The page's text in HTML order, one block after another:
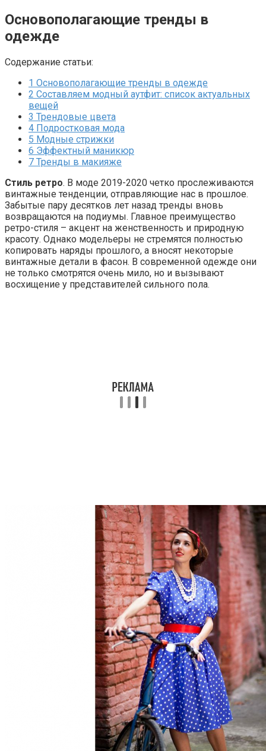
Основополагающие тренды в
одежде
Содержание статьи:
1 Основополагающие тренды в одежде
2 Составляем модный аутфит: список актуальных
вещей
3 Трендовые цвета
4 Подростковая мода
5 Модные стрижки
6 Эффектный маникюр
7 Тренды в макияже
Стиль ретро. В моде 2019-2020 четко прослеживаются
винтажные тенденции, отправляющие нас в прошлое.
Забытые пару десятков лет назад тренды вновь
возвращаются на подиумы. Главное преимущество
ретро-стиля – акцент на женственность и природную
красоту. Однако модельеры не стремятся полностью
копировать наряды прошлого, а вносят некоторые
винтажные детали в фасон. В современной одежде они
не только смотрятся очень мило, но и вызывают
восхищение у представителей сильного пола.